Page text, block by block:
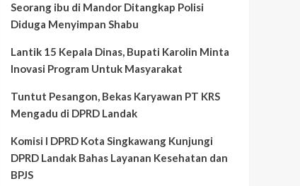
Seorang ibu di Mandor Ditangkap Polisi
Diduga Menyimpan Shabu
Lantik 15 Kepala Dinas, Bupati Karolin Minta
Inovasi Program Untuk Masyarakat
Tuntut Pesangon, Bekas Karyawan PT KRS
Mengadu di DPRD Landak
Komisi I DPRD Kota Singkawang Kunjungi
DPRD Landak Bahas Layanan Kesehatan dan
BPJS